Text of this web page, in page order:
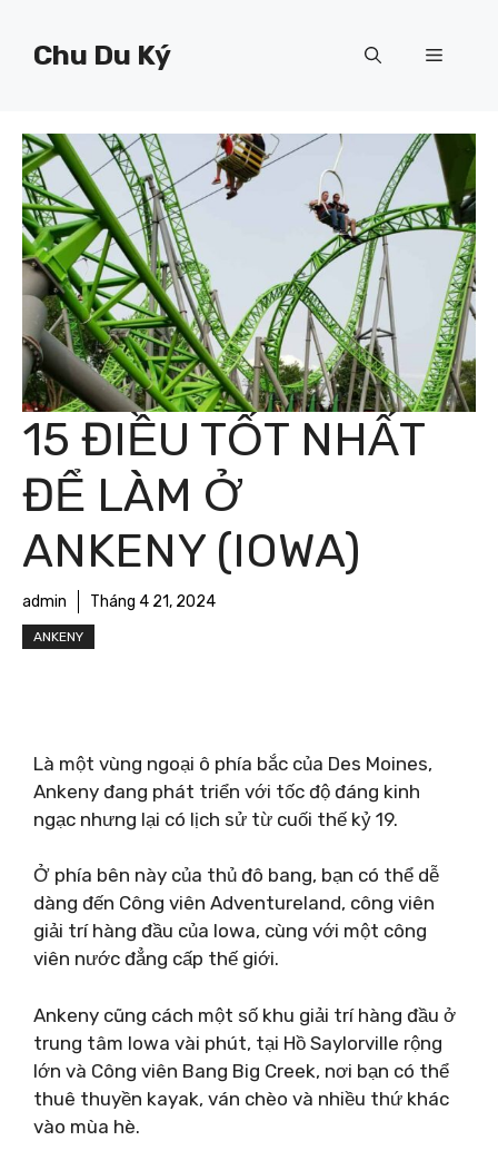
Chu Du Ký Menu
15 ĐIỀU TỐT NHẤT
ĐỂ LÀM Ở
ANKENY (IOWA)
admin Tháng 4 21, 2024
ANKENY
Là một vùng ngoại ô phía bắc của Des Moines,
Ankeny đang phát triển với tốc độ đáng kinh
ngạc nhưng lại có lịch sử từ cuối thế kỷ 19.
Ở phía bên này của thủ đô bang, bạn có thể dễ
dàng đến Công viên Adventureland, công viên
giải trí hàng đầu của Iowa, cùng với một công
viên nước đẳng cấp thế giới.
Ankeny cũng cách một số khu giải trí hàng đầu ở
trung tâm Iowa vài phút, tại Hồ Saylorville rộng
lớn và Công viên Bang Big Creek, nơi bạn có thể
thuê thuyền kayak, ván chèo và nhiều thứ khác
vào mùa hè.